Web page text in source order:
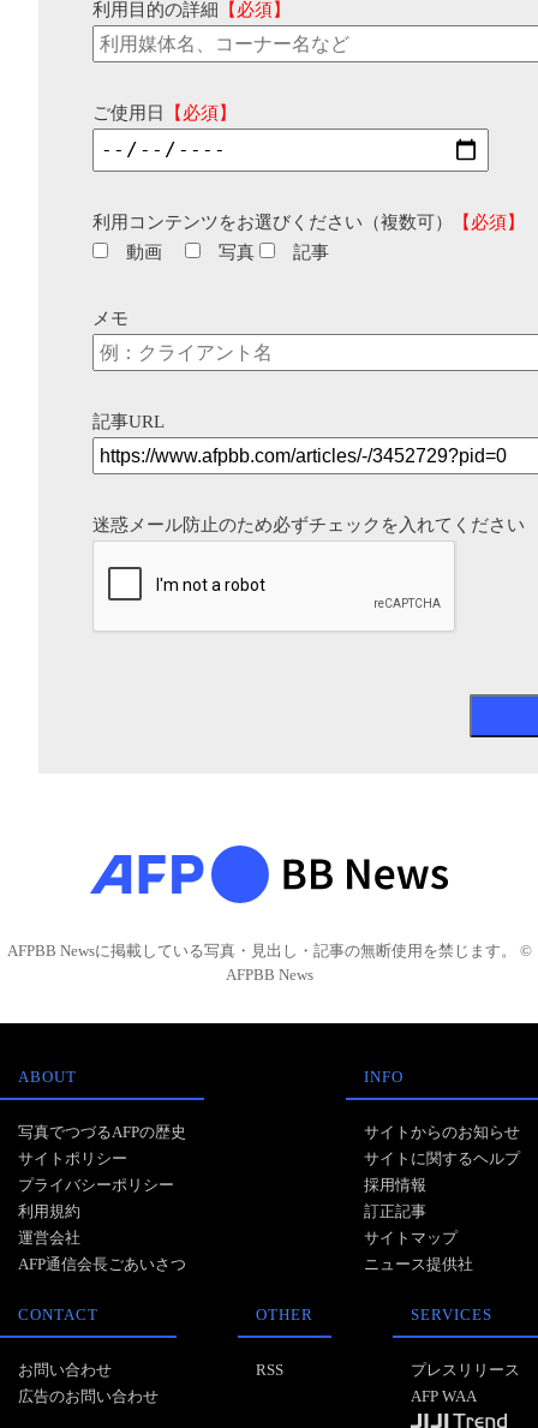
利用目的の詳細 【必須】
ご使用日 【必須】
利用コンテンツをお選びください（複数可）
【必須】
動画
写真 記事
メモ
記事URL
迷惑メール防止のため必ずチェックを入れてください
AFPBB Newsに掲載している写真・見出し・記事の無断使用を禁じます。 ©
AFPBB News
ABOUT
写真でつづるAFPの歴史
サイトポリシー
プライバシーポリシー
利用規約
運営会社
AFP通信会長ごあいさつ
INFO
サイトからのお知らせ
サイトに関するヘルプ
採用情報
訂正記事
サイトマップ
ニュース提供社
CONTACT
お問い合わせ
広告のお問い合わせ
OTHER
RSS
SERVICES
プレスリリース
AFP WAA